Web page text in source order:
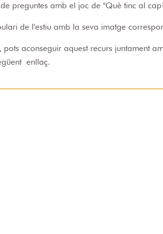
preguntes amb el joc de "Què tinc al
de l'estiu amb la seva imatge
aconseguir aquest recurs juntament
enllaç.